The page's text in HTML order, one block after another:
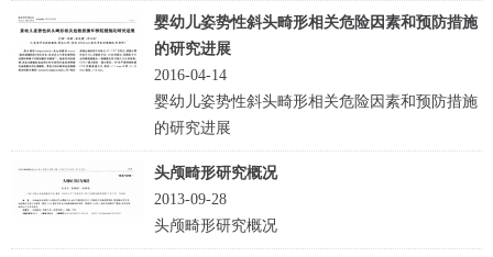
婴幼儿姿势性斜头畸形相关危险因素和预防措施
的研究进展
2016-04-14
婴幼儿姿势性斜头畸形相关危险因素和预防措施
的研究进展
头颅畸形研究概况
2013-09-28
头颅畸形研究概况